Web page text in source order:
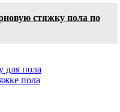
стяжку пола по
для пола
пола